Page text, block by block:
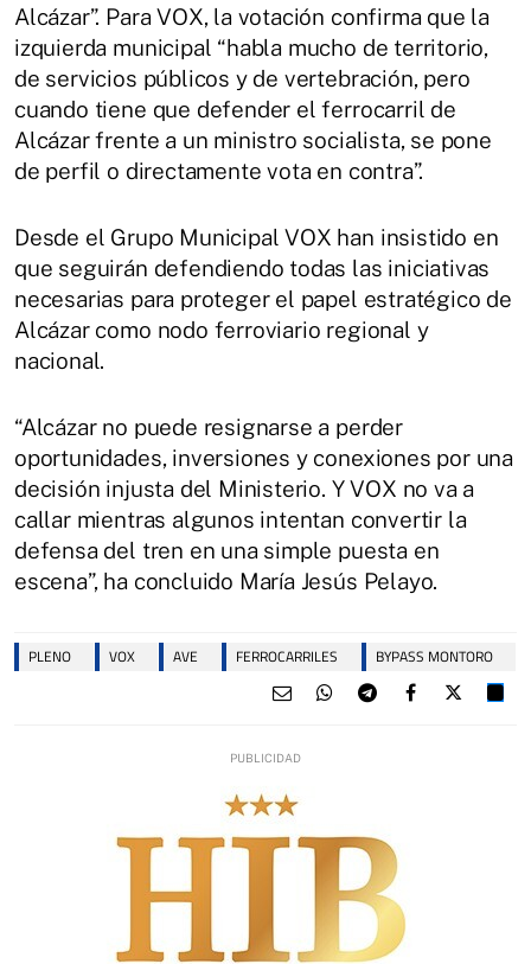
Alcázar”. Para VOX, la votación confirma que la
izquierda municipal “habla mucho de territorio,
de servicios públicos y de vertebración, pero
cuando tiene que defender el ferrocarril de
Alcázar frente a un ministro socialista, se pone
de perfil o directamente vota en contra”.
Desde el Grupo Municipal VOX han insistido en
que seguirán defendiendo todas las iniciativas
necesarias para proteger el papel estratégico de
Alcázar como nodo ferroviario regional y
nacional.
“Alcázar no puede resignarse a perder
oportunidades, inversiones y conexiones por una
decisión injusta del Ministerio. Y VOX no va a
callar mientras algunos intentan convertir la
defensa del tren en una simple puesta en
escena”, ha concluido María Jesús Pelayo.
PLENO VOX AVE FERROCARRILES BYPASS MONTORO